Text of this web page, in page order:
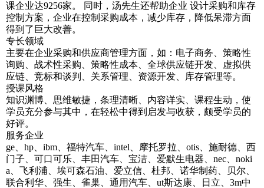
课企业达9256家。 同时，汤先生还帮助企业 设计采购和库存
控制方案，企业在控制采购成本，减少库存，降低呆滞方面
得到了巨大改善。
专长领域
主要在企业采购和供应商管理方面，如：电子商务、策略性
询购、战术性采购、策略性成本、全球供应链开发、虚拟供
应链、竞标和谈判、关系管理、资源开发、库存管理等。
授课风格
知识渊博、思维敏捷，条理清晰、内容详实、课程生动，使
学员充分参与其中，在轻松中得到启发与收获，颇受学员的
好评。
服务企业
ge、hp、ibm、福特汽车、intel、摩托罗拉、otis、施耐德、西
门子、可口可乐、丰田汽车、宝洁、爱默生电器、nec、noki
a、飞利浦、埃可森石油、爱立信、杜邦、诺华制药、贝尔、
联合利华、强生、雀巢、通用汽车、ut斯达康、日立、3m中